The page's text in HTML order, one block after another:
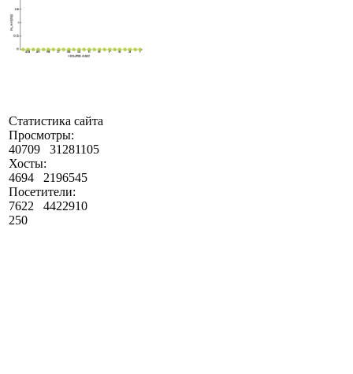
Статистика сайта
Просмотры:
40709
31281105
Хосты:
4694
2196545
Посетители:
7622
4422910
250